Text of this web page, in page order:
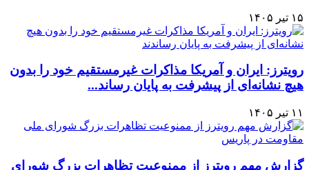
۱۵ تیر ۱۴۰۵
رویترز: ایران و آمریکا مذاکرات غیرمستقیم خود را بدون
هیچ نشانه‌ای از پیشرفت به پایان رساند...
۱۱ تیر ۱۴۰۵
گزارش مهم رویترز از ممنوعیت تظاهرات بزرگ شورای